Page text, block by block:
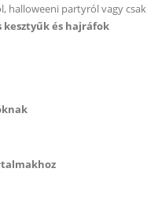
halloweeni partyról vagy csak
kesztyűk és hajráfok